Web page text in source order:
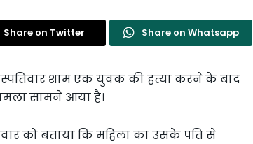
Share on Twitter Share on Whatsapp
शाम एक युवक की हत्या करने के बाद
सामने आया है।
को बताया कि महिला का उसके पति से